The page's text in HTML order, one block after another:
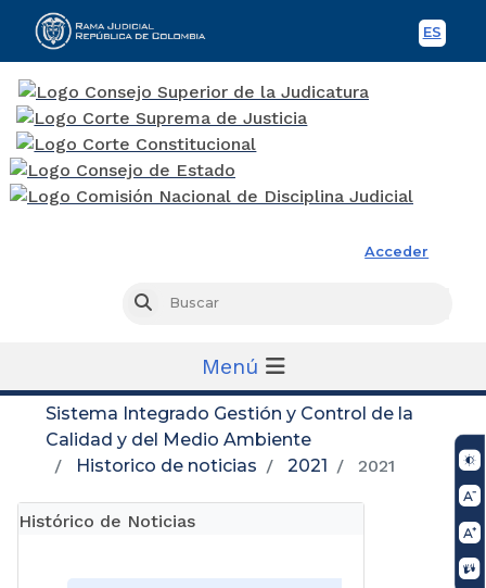
ES
Acceder
Buscar
Menú
Sistema Integrado Gestión y Control de la
Calidad y del Medio Ambiente
Historico de noticias
2021 2021
Histórico de Noticias